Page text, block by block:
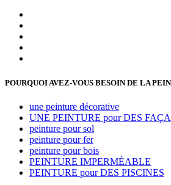
POURQUOI AVEZ-VOUS BESOIN DE LA
une peinture décorative
UNE PEINTURE pour DES
peinture pour sol
peinture pour fer
peinture pour bois
PEINTURE IMPERMÉABLE
PEINTURE pour DES PISCINES